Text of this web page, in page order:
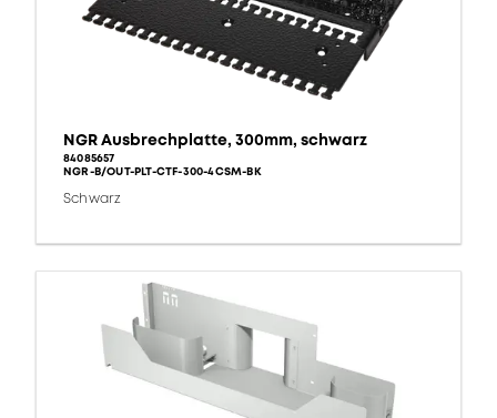
NGR Ausbrechplatte, 300mm, schwarz
84085657
NGR-B/OUT-PLT-CTF-300-4CSM-BK
Schwarz